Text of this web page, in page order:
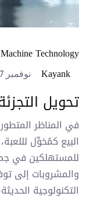
Technology
Kayank
نوفمبر 17, 2023
تحويل
في المناظر
البيع كمُحَوِّل
للمستهلكين في
والمشروبات إلى
التكنولوجية